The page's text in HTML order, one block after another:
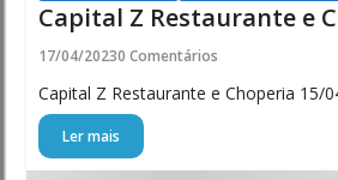
Capital Z Restaurante e
17/04/20230 Comentários
Capital Z Restaurante e Choperia 15/
Ler mais